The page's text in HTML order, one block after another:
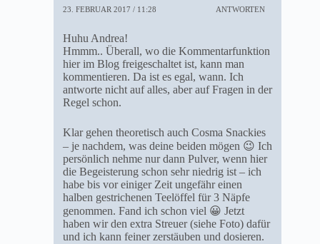
23. FEBRUAR 2017 / 11:28 ANTWORTEN
Huhu Andrea!
Hmmm.. Überall, wo die Kommentarfunktion
hier im Blog freigeschaltet ist, kann man
kommentieren. Da ist es egal, wann. Ich
antworte nicht auf alles, aber auf Fragen in der
Regel schon.
Klar gehen theoretisch auch Cosma Snackies
– je nachdem, was deine beiden mögen 😉 Ich
persönlich nehme nur dann Pulver, wenn hier
die Begeisterung schon sehr niedrig ist – ich
habe bis vor einiger Zeit ungefähr einen
halben gestrichenen Teelöffel für 3 Näpfe
genommen. Fand ich schon viel 😀 Jetzt
haben wir den extra Streuer (siehe Foto) dafür
und ich kann feiner zerstäuben und dosieren.